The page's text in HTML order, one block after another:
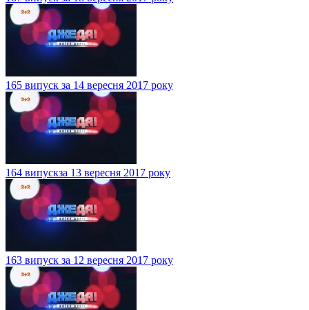
165 випуск за 14 вересня 2017 року
164 випускза 13 вересня 2017 року
163 випуск за 12 вересня 2017 року